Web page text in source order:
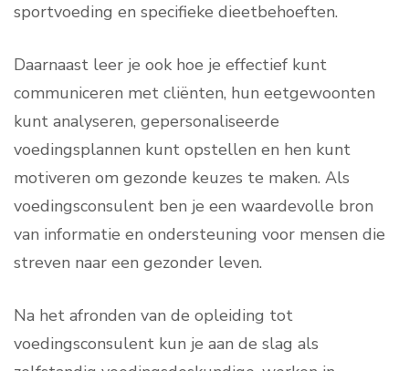
sportvoeding en specifieke dieetbehoeften.
Daarnaast leer je ook hoe je effectief kunt
communiceren met cliënten, hun eetgewoonten
kunt analyseren, gepersonaliseerde
voedingsplannen kunt opstellen en hen kunt
motiveren om gezonde keuzes te maken. Als
voedingsconsulent ben je een waardevolle bron
van informatie en ondersteuning voor mensen die
streven naar een gezonder leven.
Na het afronden van de opleiding tot
voedingsconsulent kun je aan de slag als